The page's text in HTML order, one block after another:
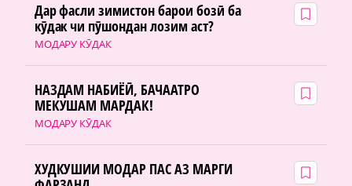
МОДАРУ КӮДАК
Дар фасли зимистон барои бозӣ ба
кӯдак чи пӯшондан лозим аст?
МОДАРУ КӮДАК
НАЗДАМ НАБИЁӢ, БАЧААТРО
МЕКУШАМ МАРДАК!
ХУДКУШИИ МОДАР ПАС АЗ МАРГИ